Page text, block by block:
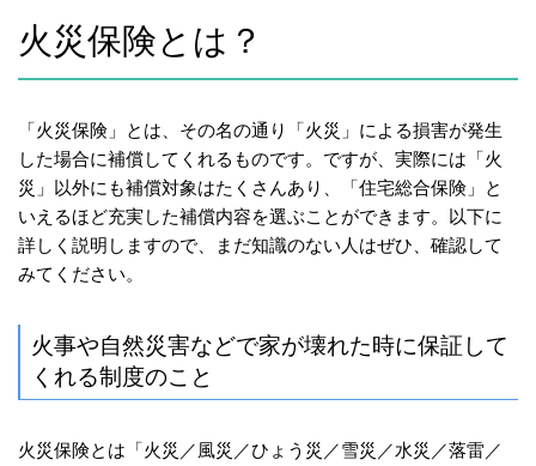
火災保険とは？
「火災保険」とは、その名の通り「火災」による損害が発生
した場合に補償してくれるものです。ですが、実際には「火
災」以外にも補償対象はたくさんあり、「住宅総合保険」と
いえるほど充実した補償内容を選ぶことができます。以下に
詳しく説明しますので、まだ知識のない人はぜひ、確認して
みてください。
火事や自然災害などで家が壊れた時に保証して
くれる制度のこと
火災保険とは「火災／風災／ひょう災／雪災／水災／落雷／